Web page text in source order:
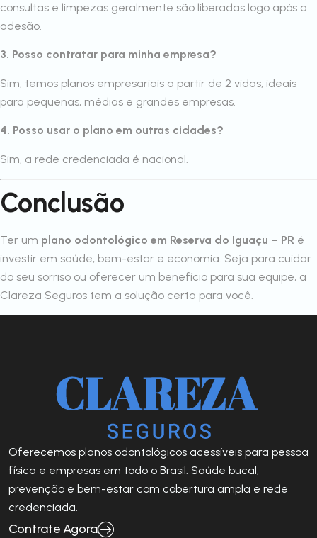
consultas e limpezas geralmente são liberadas logo após a
adesão.
3. Posso contratar para minha empresa?
Sim, temos planos empresariais a partir de 2 vidas, ideais
para pequenas, médias e grandes empresas.
4. Posso usar o plano em outras cidades?
Sim, a rede credenciada é nacional.
Conclusão
Ter um plano odontológico em Reserva do Iguaçu – PR é
investir em saúde, bem-estar e economia. Seja para cuidar
do seu sorriso ou oferecer um benefício para sua equipe, a
Clareza Seguros tem a solução certa para você.
Oferecemos planos odontológicos acessíveis para pessoa
física e empresas em todo o Brasil. Saúde bucal,
prevenção e bem-estar com cobertura ampla e rede
credenciada.
Contrate Agora